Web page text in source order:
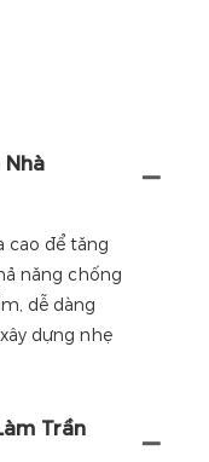
Nhà
cao để tăng
năng chống
dễ dàng
dựng nhẹ
Trần